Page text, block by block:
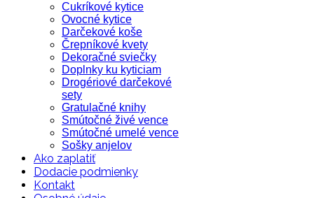
Cukríkové kytice
Ovocné kytice
Darčekové koše
Črepníkové kvety
Dekoračné sviečky
Doplnky ku kyticiam
Drogériové darčekové
sety
Gratulačné knihy
Smútočné živé vence
Smútočné umelé vence
Sošky anjelov
Ako zaplatiť
Dodacie podmienky
Kontakt